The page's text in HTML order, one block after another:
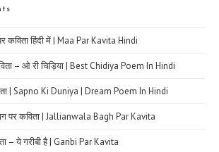
कविता हिंदी में | Maa Par Kavita Hindi
– ओ री चिड़िया | Best Chidiya Poem In Hindi
| Sapno Ki Duniya | Dream Poem In Hindi
पर कविता | Jallianwala Bagh Par Kavita
– ये गरीबी है | Garibi Par Kavita